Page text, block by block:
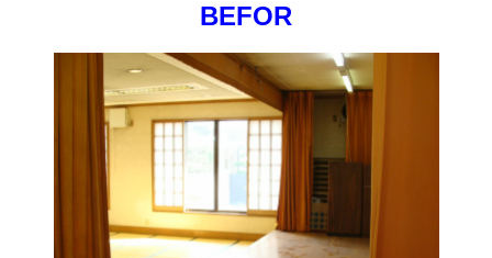
BEFOR